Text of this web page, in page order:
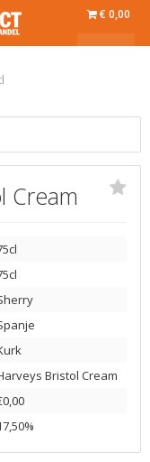
€ 0,00
Cream
Bristol Cream